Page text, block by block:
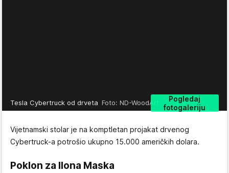
Pogledaj
fotogaleriju
Tesla Cybertruck od drveta Foto: ND-WoodArt
Vijetnamski stolar je na komptletan projakat drvenog
Cybertruck-a potrošio ukupno 15.000 američkih dolara.
Poklon za Ilona Maska